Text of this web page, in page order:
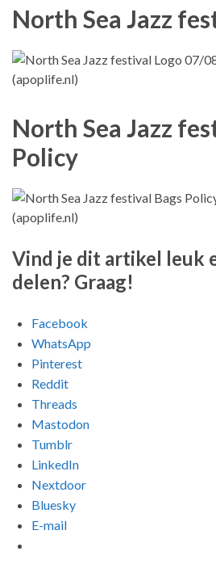
North Sea Jazz
North Sea Jazz
Policy
Vind je dit artikel leuk
delen? Graag!
Facebook
WhatsApp
Pinterest
Reddit
Threads
Mastodon
Tumblr
LinkedIn
Nextdoor
Bluesky
E-mail